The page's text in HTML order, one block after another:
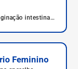
intestinal,
Feminino